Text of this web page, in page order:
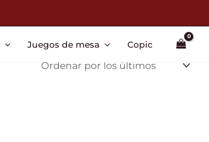
Juegos de mesa Copic